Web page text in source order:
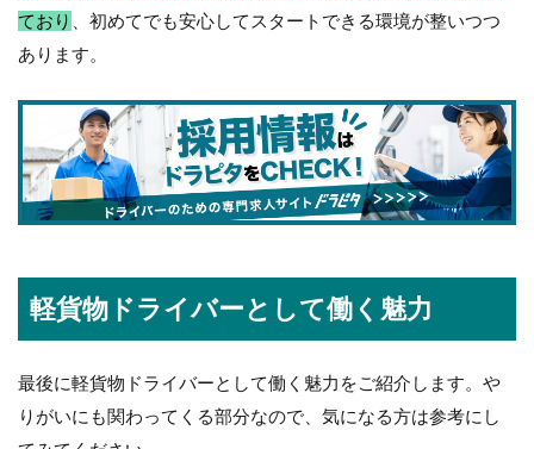
ており
、初めてでも安心してスタートできる環境が整いつつ
あります。
軽貨物ドライバーとして働く魅力
最後に軽貨物ドライバーとして働く魅力をご紹介します。や
りがいにも関わってくる部分なので、気になる方は参考にし